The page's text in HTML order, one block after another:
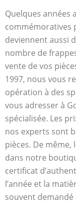
Quelques années
commémoratives
deviennent aussi
nombre de
vente de vos
1997, nous vous
opération à des
vous adresser à
spécialisée. Les
nos experts sont
pièces. De même,
dans notre
certificat
l’année et la
souvent demandé